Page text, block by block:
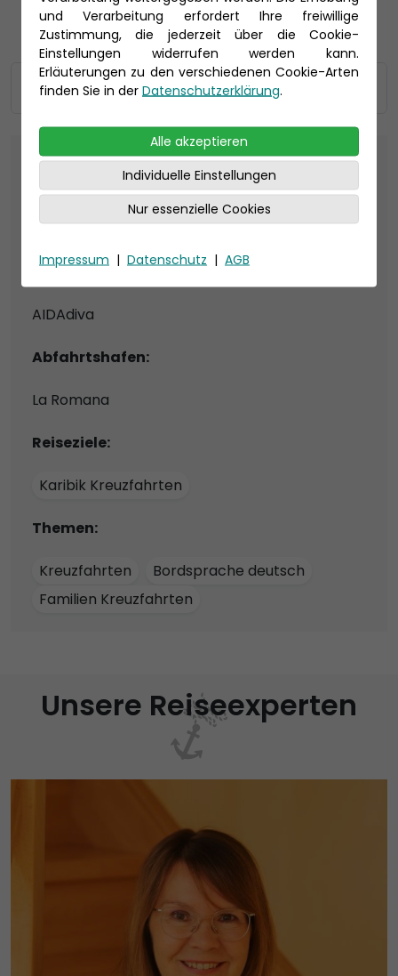
Schiffsbeschreibung
Reederei:
Ihr Schiff:
AIDAdiva
Abfahrtshafen:
La Romana
Reiseziele:
Karibik Kreuzfahrten
Themen:
Kreuzfahrten
Bordsprache deutsch
Familien Kreuzfahrten
Unsere Reiseexperten
und Verarbeitung erfordert Ihre freiwillige
Zustimmung, die jederzeit über die Cookie-
Einstellungen widerrufen werden kann.
Erläuterungen zu den verschiedenen Cookie-Arten
finden Sie in der Datenschutzerklärung.
Alle akzeptieren
Individuelle Einstellungen
Nur essenzielle Cookies
Impressum | Datenschutz | AGB